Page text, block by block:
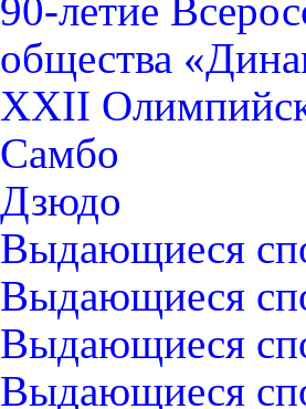
90-летие
общества
XXII
Самбо
Дзюдо
Выдающиеся
Выдающиеся
Выдающиеся
Выдающиеся